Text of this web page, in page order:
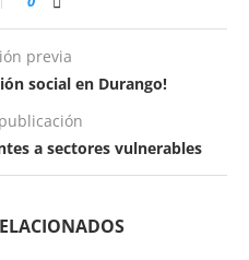
previa
social en Durango!
a sectores vulnerables